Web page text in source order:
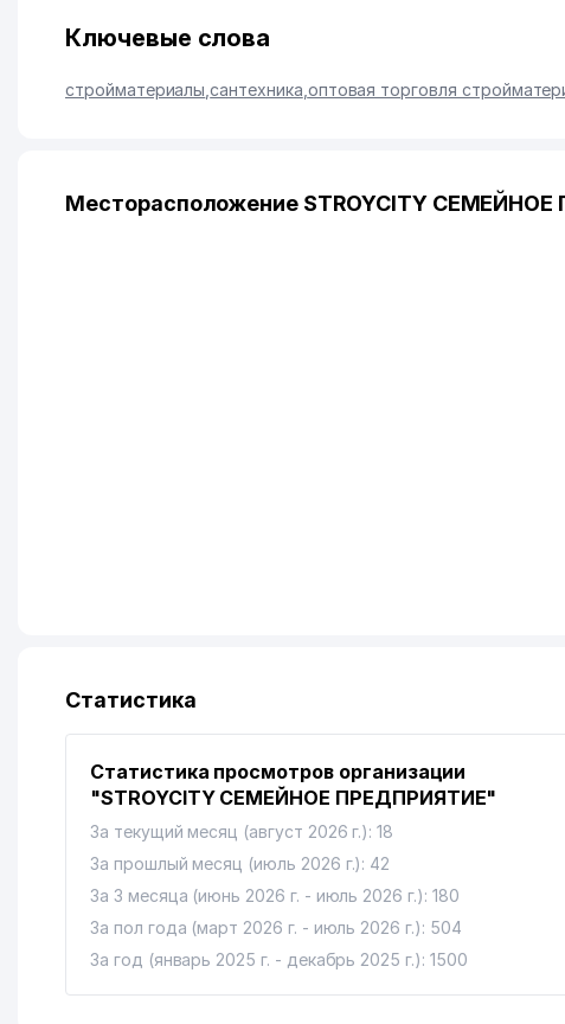
Ключевые слова
стройматериалы ,сантехника оптовая торговля
Месторасположение STROYCITY
Статистика
Статистика просмотров организации
"STROYCITY СЕМЕЙНОЕ ПРЕДПРИЯТИЕ"
За текущий месяц (август 2026 г.): 18
За прошлый месяц (июль 2026 г.): 42
За 3 месяца (июнь 2026 г. - июль 2026 г.): 180
За пол года (март 2026 г. - июль 2026 г.): 504
За год (январь 2025 г. - декабрь 2025 г.): 1500